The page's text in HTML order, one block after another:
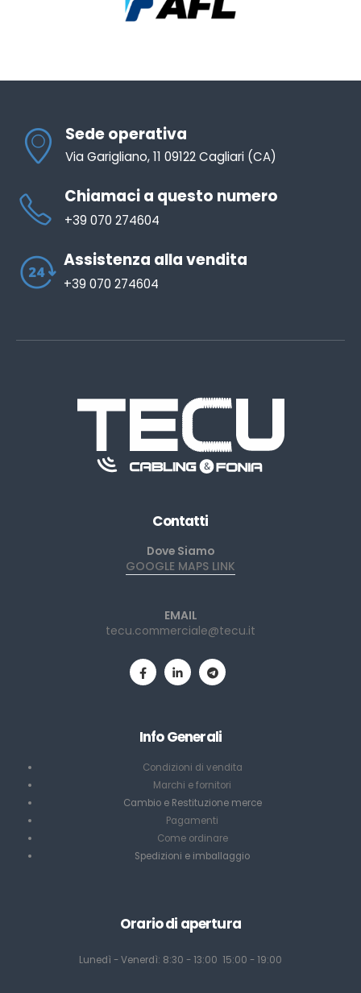
Sede operativa
Via Garigliano, 11 09122 Cagliari (CA)
Chiamaci a questo numero
+39 070 274604
Assistenza alla vendita
+39 070 274604
Contatti
Dove Siamo
GOOGLE MAPS LINK
EMAIL
tecu.commerciale@tecu.it
Info Generali
Condizioni di vendita
Marchi e fornitori
Cambio e Restituzione merce
Pagamenti
Come ordinare
Spedizioni e imballaggio
Orario di apertura
Lunedì - Venerdì: 8:30 - 13:00 15:00 - 19:00